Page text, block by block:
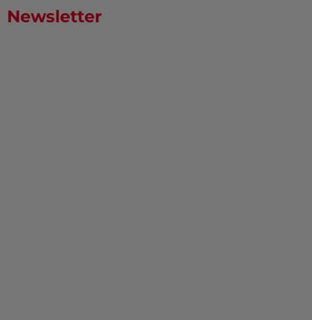
Newsletter